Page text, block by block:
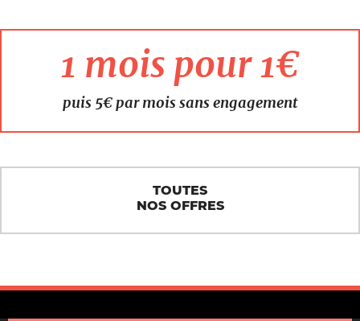
1 mois pour 1€
puis 5€ par mois sans engagement
TOUTES
NOS OFFRES